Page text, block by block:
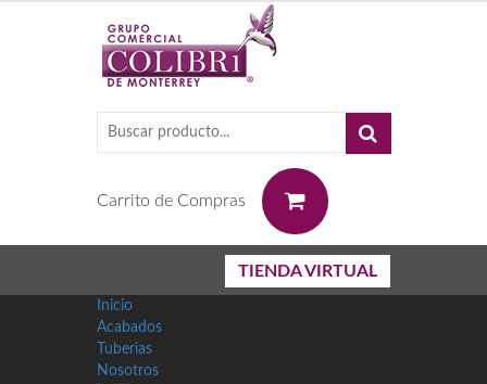
Carrito de Compras
TIENDA VIRTUAL
Inicio
Acabados
Tuberias
Nosotros